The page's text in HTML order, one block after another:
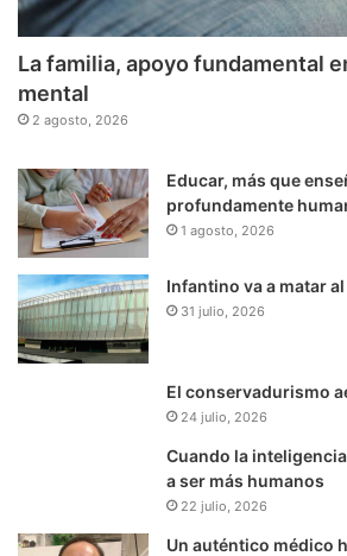
La familia, apoyo fundamental
mental
2 agosto, 2026
Educar, más que
profundamente
1 agosto, 2026
Infantino va a matar
31 julio, 2026
El conservadurismo
24 julio, 2026
Cuando la
a ser más humanos
22 julio, 2026
Un auténtico médico